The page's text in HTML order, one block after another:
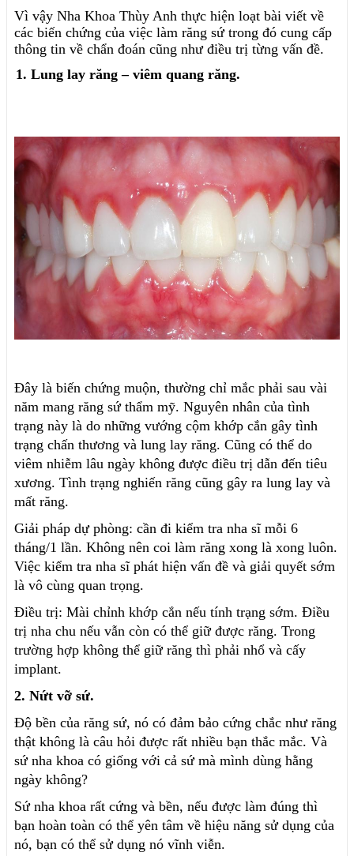
Vì vậy Nha Khoa Thùy Anh thực hiện loạt bài viết về
các biến chứng của việc làm răng sứ trong đó cung cấp
thông tin về chẩn đoán cũng như điều trị từng vấn đề.
1. Lung lay răng – viêm quang răng.
Đây là biến chứng muộn, thường chỉ mắc phải sau vài
năm mang răng sứ thẩm mỹ. Nguyên nhân của tình
trạng này là do những vướng cộm khớp cắn gây tình
trạng chấn thương và lung lay răng. Cũng có thể do
viêm nhiễm lâu ngày không được điều trị dẫn đến tiêu
xương. Tình trạng nghiến răng cũng gây ra lung lay và
mất răng.
Giải pháp dự phòng: cần đi kiểm tra nha sĩ mỗi 6
tháng/1 lần. Không nên coi làm răng xong là xong luôn.
Việc kiểm tra nha sĩ phát hiện vấn đề và giải quyết sớm
là vô cùng quan trọng.
Điều trị: Mài chỉnh khớp cắn nếu tính trạng sớm. Điều
trị nha chu nếu vẫn còn có thể giữ được răng. Trong
trường hợp không thể giữ răng thì phải nhổ và cấy
implant.
2. Nứt vỡ sứ.
Độ bền của răng sứ, nó có đảm bảo cứng chắc như răng
thật không là câu hỏi được rất nhiều bạn thắc mắc. Và
sứ nha khoa có giống với cả sứ mà mình dùng hằng
ngày không?
Sứ nha khoa rất cứng và bền, nếu được làm đúng thì
bạn hoàn toàn có thể yên tâm về hiệu năng sử dụng của
nó, bạn có thể sử dụng nó vĩnh viễn.